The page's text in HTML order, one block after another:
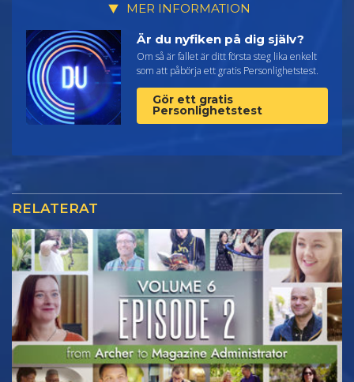
MER INFORMATION
Är du nyfiken på dig själv?
Om så är fallet är ditt första steg lika enkelt
som att påbörja ett gratis Personlighetstest.
Gör ett gratis
Personlighetstest
RELATERAT